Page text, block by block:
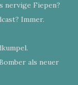
nervige Fiepen?
Immer.
als neuer